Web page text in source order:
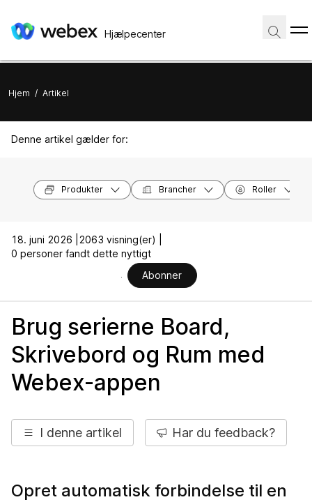
Hjælpecenter
Hjem / Artikel
Denne artikel gælder for:
Produkter Brancher Roller
18. juni 2026 |
2063 visning(er) |
0 personer fandt dette nyttigt
Abonner
Brug serierne Board,
Skrivebord og Rum med
Webex-appen
I denne artikel Har du feedback?
Opret automatisk forbindelse til en